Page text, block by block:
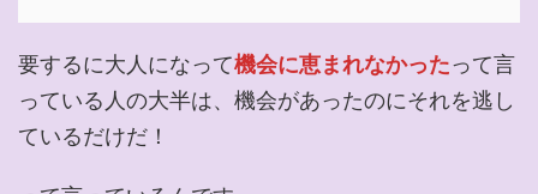
要するに大人になって機会に恵まれなかったって言
っている人の大半は、機会があったのにそれを逃し
ているだけだ！